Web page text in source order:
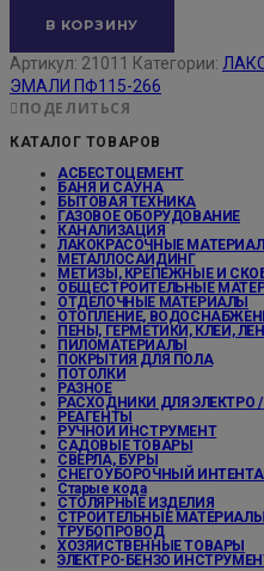
В КОРЗИНУ
Артикул: 21011 Категории:
ЭМАЛИ ПФ115-266
ПОДЕЛИТЬСЯ
КАТАЛОГ ТОВАРОВ
АСБЕСТОЦЕМЕНТ
БАНЯ И САУНА
БЫТОВАЯ ТЕХНИКА
ГАЗОВОЕ ОБОРУДОВАНИЕ
КАНАЛИЗАЦИЯ
ЛАКОКРАСОЧНЫЕ
МЕТАЛЛОСАЙДИНГ
МЕТИЗЫ, КРЕПЕЖНЫЕ И
ОБЩЕСТРОИТЕЛЬНЫЕ
ОТДЕЛОЧНЫЕ МАТЕРИАЛЫ
ОТОПЛЕНИЕ,
ПЕНЫ, ГЕРМЕТИКИ, КЛЕИ,
ПИЛОМАТЕРИАЛЫ
ПОКРЫТИЯ ДЛЯ ПОЛА
ПОТОЛКИ
РАЗНОЕ
РАСХОДНИКИ ДЛЯ ЭЛЕКТРО
РЕАГЕНТЫ
РУЧНОЙ ИНСТРУМЕНТ
САДОВЫЕ ТОВАРЫ
СВЕРЛА, БУРЫ
СНЕГОУБОРОЧНЫЙ
Старые кода
СТОЛЯРНЫЕ ИЗДЕЛИЯ
СТРОИТЕЛЬНЫЕ МАТЕРИАЛЫ
ТРУБОПРОВОД
ХОЗЯЙСТВЕННЫЕ ТОВАРЫ
ЭЛЕКТРО-БЕНЗО